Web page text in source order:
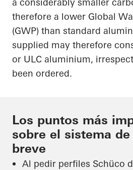
therefore a lower Global
(GWP) than standard
supplied may therefore
or ULC aluminium,
been ordered.
Los puntos más
sobre el sistema
breve
Al pedir perfiles Schüco